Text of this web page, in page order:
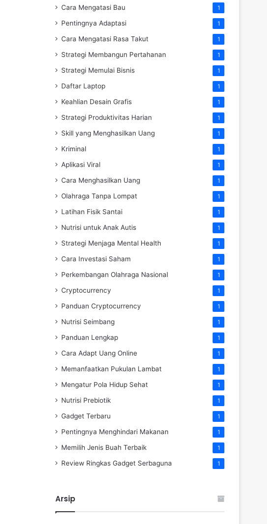
Cara Mengatasi Bau 1
Pentingnya Adaptasi 1
Cara Mengatasi Rasa Takut 1
Strategi Membangun Pertahanan 1
Strategi Memulai Bisnis 1
Daftar Laptop 1
Keahlian Desain Grafis 1
Strategi Produktivitas Harian 1
Skill yang Menghasilkan Uang 1
Kriminal 1
Aplikasi Viral 1
Cara Menghasilkan Uang 1
Olahraga Tanpa Lompat 1
Latihan Fisik Santai 1
Nutrisi untuk Anak Autis 1
Strategi Menjaga Mental Health 1
Cara Investasi Saham 1
Perkembangan Olahraga Nasional 1
Cryptocurrency 1
Panduan Cryptocurrency 1
Nutrisi Seimbang 1
Panduan Lengkap 1
Cara Adapt Uang Online 1
Memanfaatkan Pukulan Lambat 1
Mengatur Pola Hidup Sehat 1
Nutrisi Prebiotik 1
Gadget Terbaru 1
Pentingnya Menghindari Makanan 1
Memilih Jenis Buah Terbaik 1
Review Ringkas Gadget Serbaguna 1
Arsip